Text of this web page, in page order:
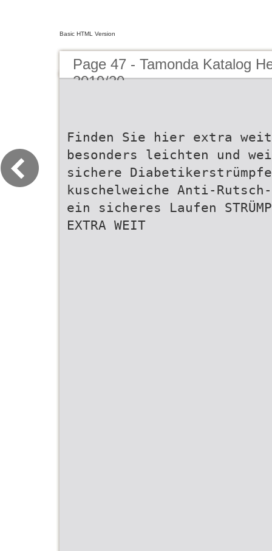
Basic HTML Version
Page 47 - Tamonda Katalog
2019/20
Finden Sie hier extra
besonders leichten und
sichere Diabetikerstrümpfe
kuschelweiche Anti-
ein sicheres Laufen
EXTRA WEIT